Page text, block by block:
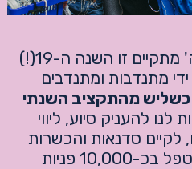
זו השנה ה-19(!)
מתנדבות ומתנדבים
כשליש מהתקציב השנתי
לנו להעניק סיוע, ליווי
לקיים סדנאות והכשרות
למגוון רחב של קהלים ולטפל בכ-10,000 פניות